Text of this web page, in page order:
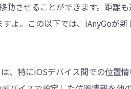
させることができます。距離
よ。この以下では、iAnyGoが
、特にiOSデバイス間での位置